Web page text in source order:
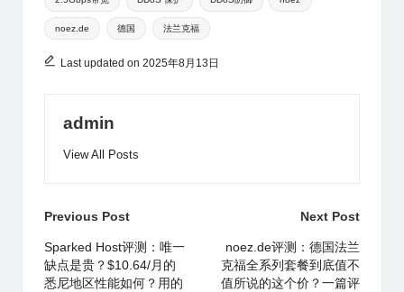
at ei
b
o
a
n
A
p
p
b
d
noez.de 德国 法兰克福
Last updated on 2025年8月13日
admin
View All Posts
Post
navigation
Previous Post
Sparked Host评测：唯一
缺点是贵？$10.64/月的
悉尼地区性能如何？用的
Next Post
noez.de评测：德国法兰
克福全系列套餐到底值不
值所说的这个价？一篇评